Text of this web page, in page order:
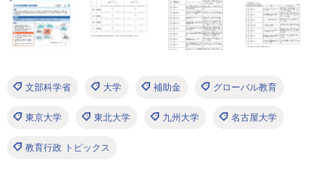
文部科学省 大学 補助金 グローバル教育
東京大学 東北大学 九州大学 名古屋大学
教育行政 トピックス